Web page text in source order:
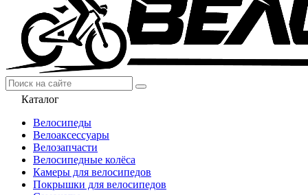
Каталог
Велосипеды
Велоаксессуары
Велозапчасти
Велосипедные колёса
Камеры для велосипедов
Покрышки для велосипедов